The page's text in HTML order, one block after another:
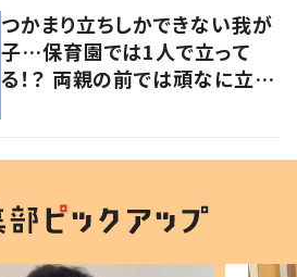
つかまり立ちしかできない我が
子…保育園では1人で立って
る！？ 両親の前では頑なに立た